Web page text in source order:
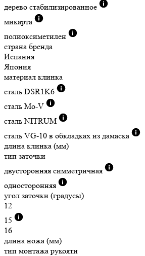
дерево стабилизированное
микарта
полиоксиметилен
страна бренда
Испания
Япония
материал клинка
сталь DSR1K6
сталь Mo-V
сталь NITRUM
сталь VG-10 в обкладках из дамаска
длина клинка (мм)
тип заточки
двусторонняя симметричная
односторонняя
угол заточки (градусы)
12
15
16
длина ножа (мм)
тип монтажа рукояти